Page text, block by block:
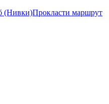
(Нивки)Прокласти маршрут